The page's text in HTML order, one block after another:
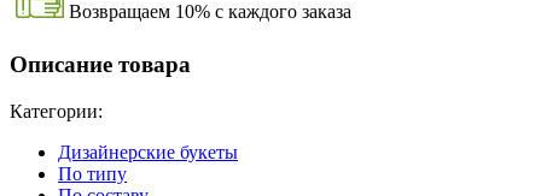
Возвращаем 10% с каждого заказа
Описание товара
Категории:
Дизайнерские букеты
По типу